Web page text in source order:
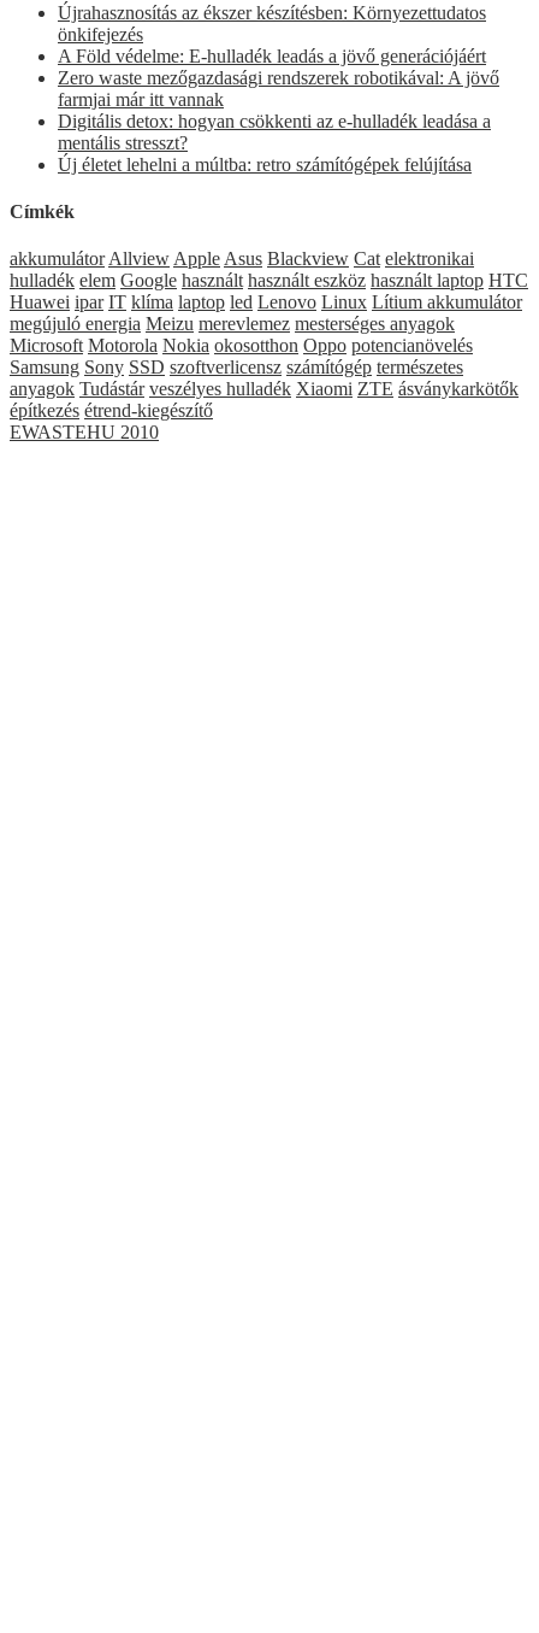
Újrahasznosítás az ékszer készítésben: Környezettudatos
önkifejezés
A Föld védelme: E-hulladék leadás a jövő generációjáért
Zero waste mezőgazdasági rendszerek robotikával: A jövő
farmjai már itt vannak
Digitális detox: hogyan csökkenti az e-hulladék leadása a
mentális stresszt?
Új életet lehelni a múltba: retro számítógépek felújítása
Címkék
akkumulátor Allview Apple Asus Blackview Cat elektronikai
hulladék elem Google használt használt eszköz használt laptop HTC
Huawei ipar IT klíma laptop led Lenovo Linux Lítium akkumulátor
megújuló energia Meizu merevlemez mesterséges anyagok
Microsoft Motorola Nokia okosotthon Oppo potencianövelés
Samsung Sony SSD szoftverlicensz számítógép természetes
anyagok Tudástár veszélyes hulladék Xiaomi ZTE ásványkarkötők
építkezés étrend-kiegészítő
EWASTEHU 2010